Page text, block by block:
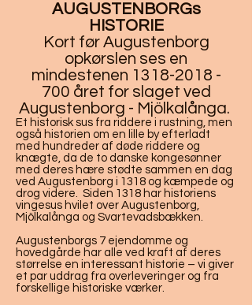
AUGUSTENBORGs
HISTORIE
Kort før Augustenborg
opkørslen ses en
mindestenen 1318-2018 -
700 året for slaget ved
Augustenborg - Mjölkalånga.
Et historisk sus fra riddere i rustning, men
også historien om en lille by efterladt
med hundreder af døde riddere og
knægte, da de to danske kongesønner
med deres hære stødte sammen en dag
ved Augustenborg i 1318 og kæmpede og
drog videre. Siden 1318 har historiens
vingesus hvilet over Augustenborg,
Mjölkalånga og Svartevadsbækken.
Augustenborgs 7 ejendomme og
hovedgårde har alle ved kraft af deres
størrelse en interessant historie – vi giver
et par uddrag fra overleveringer og fra
forskellige historiske værker.